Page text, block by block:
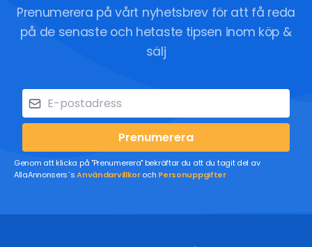
Prenumerera på vårt nyhetsbrev för att få reda
på de senaste och hetaste tipsen inom köp &
sälj
Prenumerera
Genom att klicka på "Prenumerera" bekräftar du att du tagit del av
AllaAnnonsers´sAnvändarvillkoroch Personuppgifter